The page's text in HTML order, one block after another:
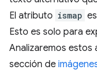
El atributo ismap
Esto es solo para
Analizaremos estos
sección de